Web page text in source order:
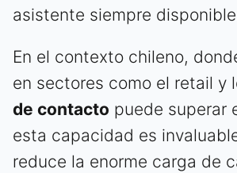
asistente siempre
En el contexto chileno,
en sectores como el retail y
de contacto puede superar
esta capacidad es
reduce la enorme carga de